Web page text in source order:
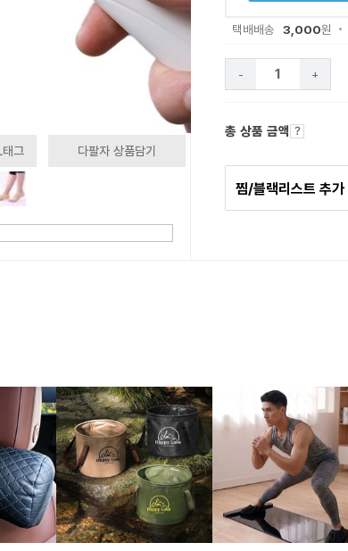
그 다팔자 상품담기
택배배송 3,000원
- +
총 상품 금액
찜/블랙리스트 추가